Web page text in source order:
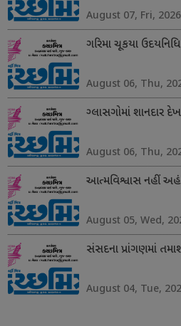
August 07, Fri, 2026
ગરિમા ચૂકયા ઉદયનિધિ
August 06, Thu,
ગ્લાસગોમાં શાનદાર
August 06, Thu,
આત્મવિશ્વાસ નહીં
August 05, Wed,
સંસદના પ્રાંગણમાં
August 04, Tue,